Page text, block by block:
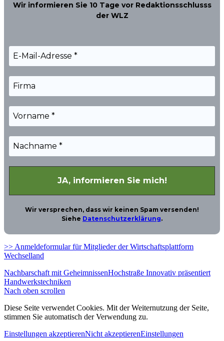
Wir informieren Sie 10 Tage vor Redaktionsschlusss
der WLZ
Wir versprechen, dass wir keinen Spam versenden!
Siehe Datenschutzerklärung.
>> Anmeldeformular für Mitglieder der Wirtschaftsplattform
Wechselland
Nachbarschaft mit GeheimnissenHochstraße Innovativ präsentiert
Handwerkstechniken
Nach oben scrollen
Diese Seite verwendet Cookies. Mit der Weiternutzung der Seite,
stimmen Sie automatisch der Verwendung zu.
Einstellungen akzeptierenNicht akzeptierenEinstellungen